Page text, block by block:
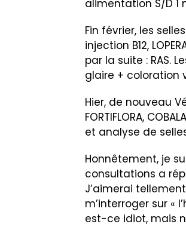
alimentation S/D 1
Fin février, les
injection B12,
par la suite : RAS.
glaire + coloration
Hier, de nouveau
FORTIFLORA,
et analyse de
Honnêtement, je
consultations a
J’aimerai
m’interroger sur «
est-ce idiot, mais